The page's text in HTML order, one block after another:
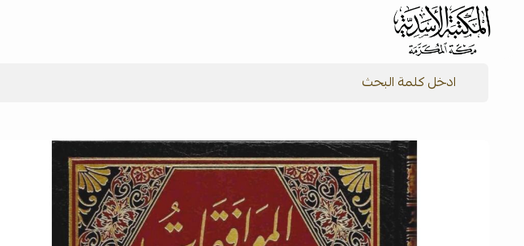
شركة المكتبة الأسدية للنشر والتوزيع